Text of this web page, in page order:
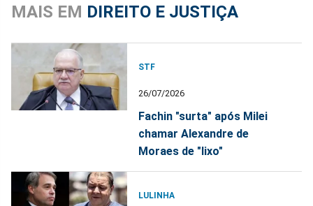
MAIS EM DIREITO E JUSTIÇA
STF
26/07/2026
Fachin "surta" após Milei
chamar Alexandre de
Moraes de "lixo"
LULINHA